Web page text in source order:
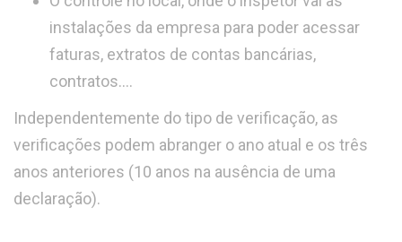
instalações da empresa para poder acessar
faturas, extratos de contas bancárias,
contratos.…
Independentemente do tipo de verificação, as
verificações podem abranger o ano atual e os três
anos anteriores (10 anos na ausência de uma
declaração).